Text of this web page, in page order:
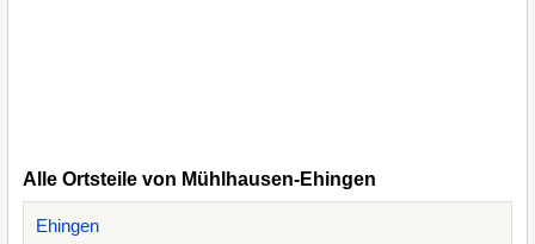
Alle Ortsteile von Mühlhausen-Ehingen
Ehingen